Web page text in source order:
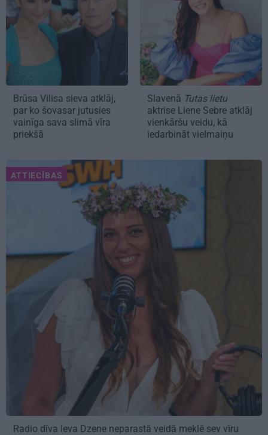
Brūsa Vilisa sieva atklāj,
par ko šovasar jutusies
vainīga sava slimā vīra
priekšā
Slavenā Tutas lietu
aktrise Liene Sebre atklāj
vienkāršu veidu, kā
iedarbināt vielmaiņu
ATTIECĪBAS
Radio dīva Ieva Dzene neparastā veidā meklē sev vīru